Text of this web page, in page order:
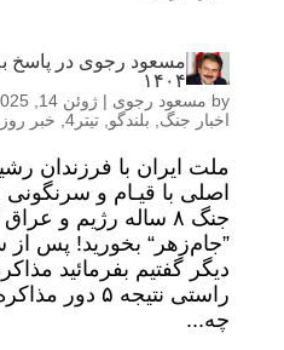
۱۴۰۴
by مسعود رجوی | ژوئن 14, 2025 7:17 ب.ظ
اخبار جنگ
بلندگو تیتر4 , خبر روز
ملت ایران با فرزندان
اصلی با قیـام و
جنگ ۸ ساله رژیم و
”جام‌زهر“ بخورید! پس از
دیگر گفتیم بفرمائید
راستی نتیجه ۵
چه...